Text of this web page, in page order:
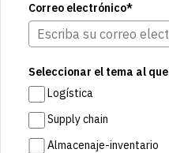
Correo electrónico*
Seleccionar el tema al
Logística
Supply chain
Almacenaje-inventario